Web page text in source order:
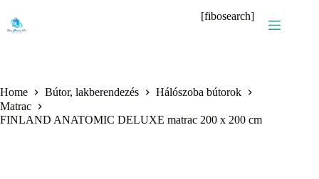
content
[fibosearch]
Home Bútor, lakberendezés
Hálószoba bútorok
Matrac
FINLAND ANATOMIC DELUXE matrac 200 x 200 cm